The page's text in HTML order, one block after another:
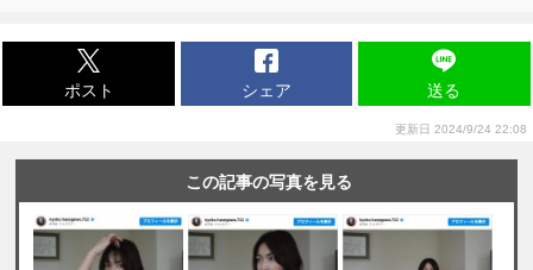
ポスト シェア 送る
更新日 2024/9/24 22:08
この記事の写真を見る